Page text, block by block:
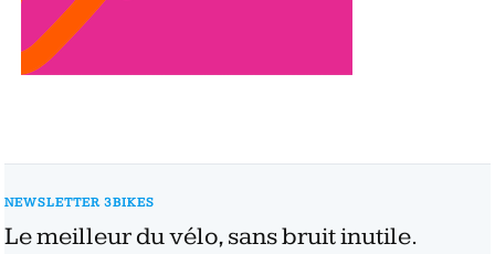
NEWSLETTER 3BIKES
Le meilleur du vélo, sans bruit inutile.